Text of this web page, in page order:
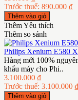
Trước thuế: 890.000 ₫
Thêm Yêu thích
Thêm so sánh
Philips Xenium E580
Hàng mới 100%
khẩu máy cho Phi..
3.100.000 ₫
Trước thuế: 3.100.000 ₫